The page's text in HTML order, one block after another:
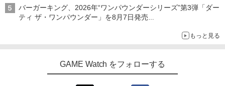
バーガーキング、2026年“ワンパウンダーシリーズ”第3弾「ダー
ティ ザ・ワンパウンダー」を8月7日発売
もっと見る
GAME Watch をフォローする